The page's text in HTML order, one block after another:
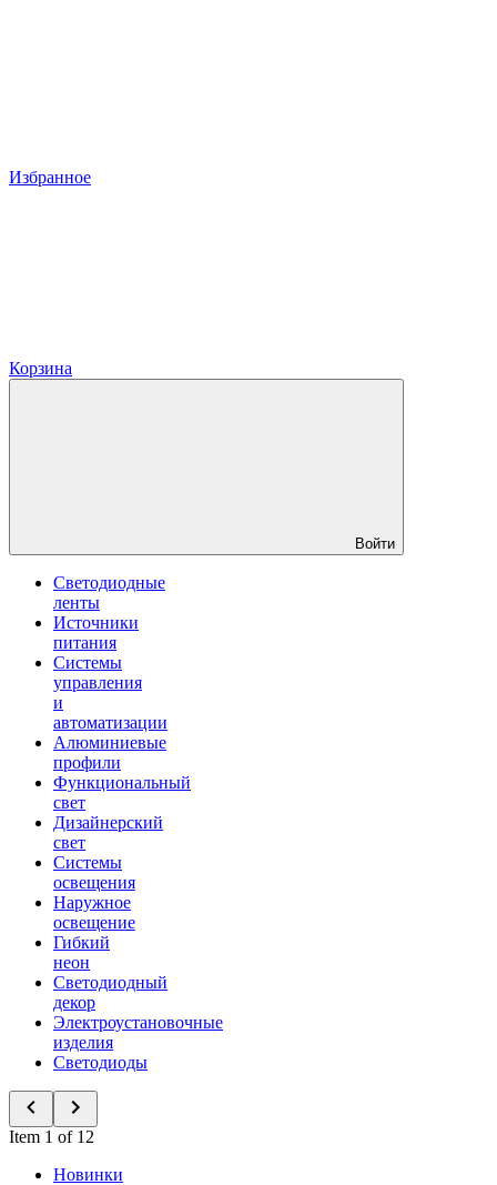
Избранное
Корзина
Войти
Светодиодные
ленты
Источники
питания
Системы
управления
и
автоматизации
Алюминиевые
профили
Функциональный
свет
Дизайнерский
свет
Системы
освещения
Наружное
освещение
Гибкий
неон
Светодиодный
декор
Электроустановочные
изделия
Светодиоды
Item 1 of 12
Новинки